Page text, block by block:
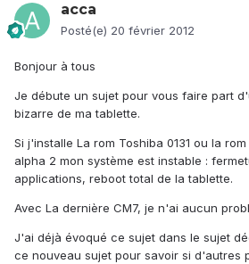
acca
Posté(e) 20 février 2012
Bonjour à tous
Je débute un sujet pour vous faire part
bizarre de ma tablette.
Si j'installe La rom Toshiba 0131 ou la rom
alpha 2 mon système est instable :
applications, reboot total de la tablette.
Avec La dernière CM7, je n'ai aucun
J'ai déjà évoqué ce sujet dans le sujet
ce nouveau sujet pour savoir si d'autres